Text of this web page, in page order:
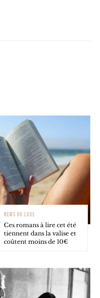
NEWS DU LUXE
Ces romans à lire cet été
tiennent dans la valise et
coûtent moins de 10€